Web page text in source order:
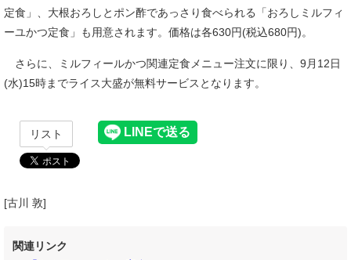
定食」、大根おろしとポン酢であっさり食べられる「おろしミルフィ
ーユかつ定食」も用意されます。価格は各630円(税込680円)。
さらに、ミルフィールかつ関連定食メニュー注文に限り、9月12日
(水)15時までライス大盛が無料サービスとなります。
リスト
[古川 敦]
関連リンク